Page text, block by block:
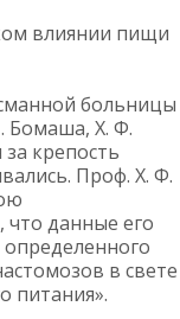
влиянии пищи
больницы
Бомаша, Х. Ф.
крепость
Проф. Х. Ф.
что данные его
в свете
питания».